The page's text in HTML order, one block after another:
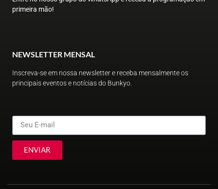
primeira mão!
NEWSLETTER MENSAL
Inscreva-se em nossa newsletter e receba mensalmente os
principais eventos e notícias do Bunkyo.
ENVIAR